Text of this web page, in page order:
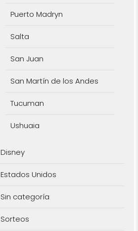
Puerto Madryn
Salta
San Juan
San Martín de los Andes
Tucuman
Ushuaia
Disney
Estados Unidos
Sin categoría
Sorteos